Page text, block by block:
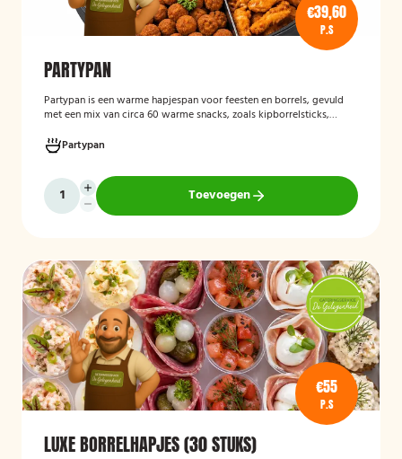
€39,60
P.S
PARTYPAN
Partypan is een warme hapjespan voor feesten en borrels, gevuld
met een mix van circa 60 warme snacks, zoals kipborrelsticks,
geleverd en hoeft alleen nog verwarmd te worden, waardoor het
een eenvoudige en praktische cateringoplossing is voor
verjaardagen, jubilea, bedrijfsfeesten en andere bijeenkomsten.
Partypan
Toevoegen
€55
P.S
LUXE BORRELHAPJES (30 STUKS)